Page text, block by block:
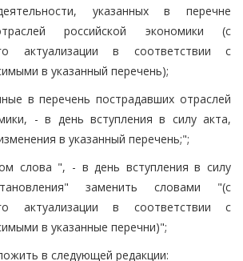
указанных в перечне
российской экономики (с
актуализации в соответствии с
в указанный перечень);
в перечень пострадавших отраслей
- в день вступления в силу акта,
в указанный перечень;";
слова ", - в день вступления в силу
заменить словами "(с
актуализации в соответствии с
в указанные перечни)";
в следующей редакции: